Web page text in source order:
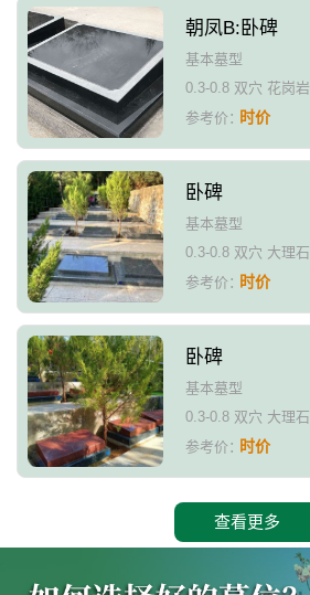
朝凤B:卧碑
基本墓型
0.3-0.8 双穴 花岗岩
参考价：时价
卧碑
基本墓型
0.3-0.8 双穴 大理石
参考价：时价
卧碑
基本墓型
0.3-0.8 双穴 大理石
参考价：时价
查看更多